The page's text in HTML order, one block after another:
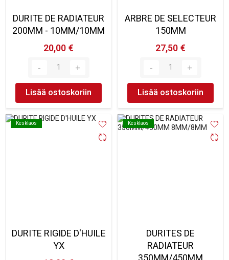
DURITE DE RADIATEUR
200MM - 10MM/10MM
20,00 €
Lisää ostoskoriin
ARBRE DE SELECTEUR
150MM
27,50 €
Lisää ostoskoriin
Kesklaos
Kesklaos
DURITE RIGIDE D'HUILE
YX
Kesklaos
Kesklaos
DURITES DE
RADIATEUR